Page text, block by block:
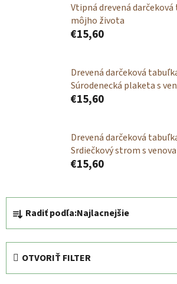
Vtipná drevená
môjho života
€15,60
Drevená darčeková
Súrodenecká plaketa s
€15,60
Drevená darčeková
Srdiečkový strom s
€15,60
R
a
d
Radiť podľa:Najlacnejšie
OTVORIŤ FILTER